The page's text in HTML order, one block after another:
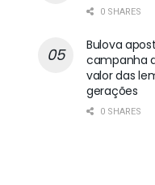
0 SHARES
Bulova
campanha
valor das
gerações
0 SHARES